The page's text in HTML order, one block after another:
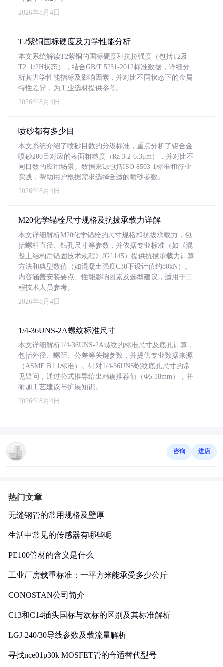
2026年8月4日
T2紫铜国标硬度及力学性能分析
本文系统解读T2紫铜的国标硬度和抗拉强度（包括T2及
T2_1/2H状态），结合GB/T 5231-2012标准数据，详细分
析其力学性能指标及影响因素，并对比不同状态下的金属
特性差异，为工业选材提供参考。
2026年8月4日
喷砂都有多少目
本文系统介绍了喷砂目数的分级标准，重点分析了铝合金
喷砂200目对应的表面粗糙度（Ra 3.2-6.3μm），并对比不
同目数的应用场景。数据来源包括ISO 8503-1标准和行业
实践，帮助用户根据需求选择合适的喷砂参数。
2026年8月4日
M20化学锚栓尺寸规格及抗拔承载力详解
本文详细解析M20化学锚栓的尺寸规格和抗拔承载力，包
括螺杆直径、钻孔尺寸等参数，并依据专业标准（如《混
凝土结构后锚固技术规程》JGJ 145）提供抗拔承载力计算
方法和典型数值（如混凝土强度C30下设计值约80kN）。
内容涵盖安装要点、性能影响因素及选型建议，适用于工
程技术人员参考。
2026年8月4日
1/4-36UNS-2A螺纹标准尺寸
本文详细解析1/4-36UNS-2A螺纹的标准尺寸及底孔计算，
包括外径、螺距、公差等关键参数，并提供专业数据来源
（ASME B1.1标准）。针对1/4-36UNS螺纹底孔尺寸的常
见疑问，通过公式推导给出精确推荐值（Φ5.18mm），并
附加工艺建议与扩展知识。
2026年8月4日
咨询 进店
热门文章
无缝钢管的常用规格及壁厚
生活中常见的传感器有哪些呢
PE100管材的含义是什么
工业厂房载重标准：一平方米能承受多少公斤
CONOSTAN公司简介
C13和C14插头国标与欧标的区别及其标准解析
LGJ-240/30导线参数及载流量解析
寻找nce01p30k MOSFET管的合适替代型号